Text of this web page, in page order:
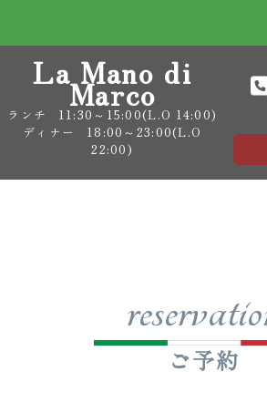
La Mano di
Marco
ランチ
11:30～15:00(L.O 14:00)
ディナー
18:00～23:00(L.O
22:00)
ご予約